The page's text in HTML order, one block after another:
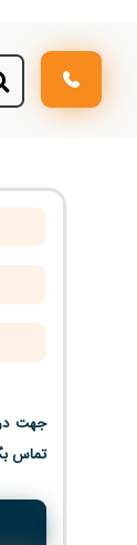
جهت
تماس